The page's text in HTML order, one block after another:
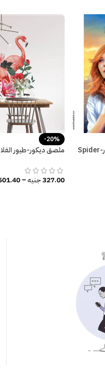
بوستر-سبايدر مان-ملصق ديكور-Spider
-20%
ملصق ديكور-طيور
327.00جنيه–